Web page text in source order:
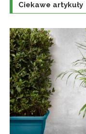
Ciekawe artykuły